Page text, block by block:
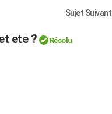
Sujet Suivant
ete ? Résolu